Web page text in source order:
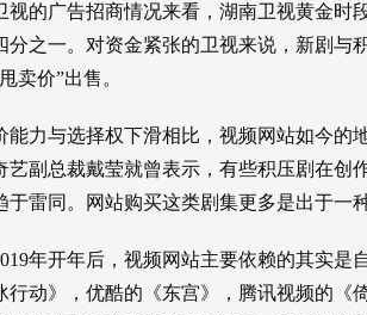
视的广告招商情况来看，湖南卫视黄金时
分之一。对资金紧张的卫视来说，新剧与
卖价”出售。
能力与选择权下滑相比，视频网站如今的
艺副总裁戴莹就曾表示，有些积压剧在创
于雷同。网站购买这类剧集更多是出于一
年开年后，视频网站主要依赖的其实是
行动》，优酷的《东宫》，腾讯视频的《